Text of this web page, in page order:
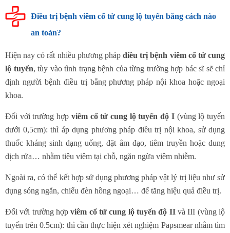
Điều trị bệnh viêm cổ tử cung lộ tuyến bằng cách nào
an toàn?
Hiện nay có rất nhiều phương phápđiều trị bệnh viêm cổ tử cung
lộ tuyến, tùy vào tình trạng bệnh của từng trường hợp bác sĩ sẽ chỉ
định người bệnh điều trị bằng phương pháp nội khoa hoặc ngoại
khoa.
Đối với trường hợp viêm cổ tử cung lộ tuyến độ I(vùng lộ tuyến
dưới 0,5cm): thì áp dụng phương pháp điều trị nội khoa, sử dụng
thuốc kháng sinh dạng uống, đặt âm đạo, tiêm truyền hoặc dung
dịch rửa… nhằm tiêu viêm tại chỗ, ngăn ngừa viêm nhiễm.
Ngoài ra, có thể kết hợp sử dụng phương pháp vật lý trị liệu như sử
dụng sóng ngắn, chiếu đèn hồng ngoại… để tăng hiệu quả điều trị.
Đối với trường hợpviêm cổ tử cung lộ tuyến độ IIvà III (vùng lộ
tuyến trên 0.5cm): thì cần thực hiện xét nghiệm Papsmear nhằm tìm